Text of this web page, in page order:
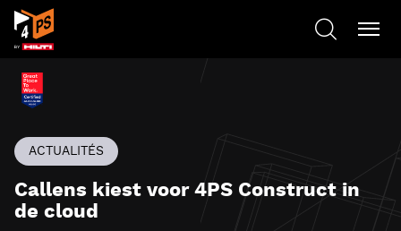
ACTUALITÉS
Callens kiest voor 4PS Construct in
de cloud